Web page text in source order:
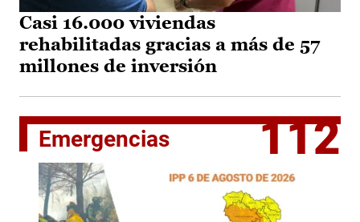
Casi 16.000 viviendas
rehabilitadas gracias a más de 57
millones de inversión
Emergencias 112